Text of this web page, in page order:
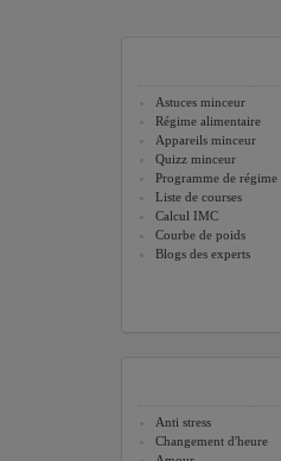
Astuces minceur
Régime alimentaire
Appareils minceur
Quizz minceur
Programme de régime
Liste de courses
Calcul IMC
Courbe de poids
Blogs des experts
Anti stress
Changement d'heure